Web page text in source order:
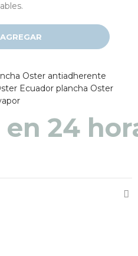
AGREGAR
Oster antiadherente
Ecuador plancha Oster
24